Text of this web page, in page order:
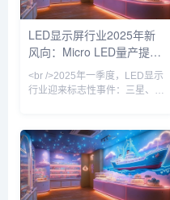
在政策端，“新基建”与“百城千
屏”项目持续落地，户外超高清
显示需求激增；在技术端，
Mini/Micro LED芯片制造工艺良
LED显示屏行业2025年新
风向：Micro LED量产提
速，透明屏引爆户外广告革
命
<br />2025年一季度，LED显示
行业迎来标志性事件：三星、
95%，成本较两年前下降
60%。这意味着曾被视作“下一
代显示技术”的Micro LED，正式
从实验室走向规模化商用。与传
统的LCD和OLED相比，Micro